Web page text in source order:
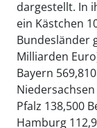
dargestellt. In
ein Kästchen
Bundesländer
Milliarden
Bayern
Pfalz 138,500
Hamburg